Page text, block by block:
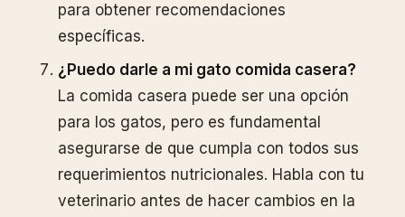
para obtener recomendaciones
específicas.
¿Puedo darle a mi gato comida casera?
La comida casera puede ser una opción
para los gatos, pero es fundamental
asegurarse de que cumpla con todos sus
requerimientos nutricionales. Habla con tu
veterinario antes de hacer cambios en la